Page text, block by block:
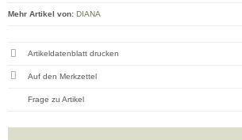
Mehr Artikel von: DIANA
Artikeldatenblatt drucken
Frage zu Artikel